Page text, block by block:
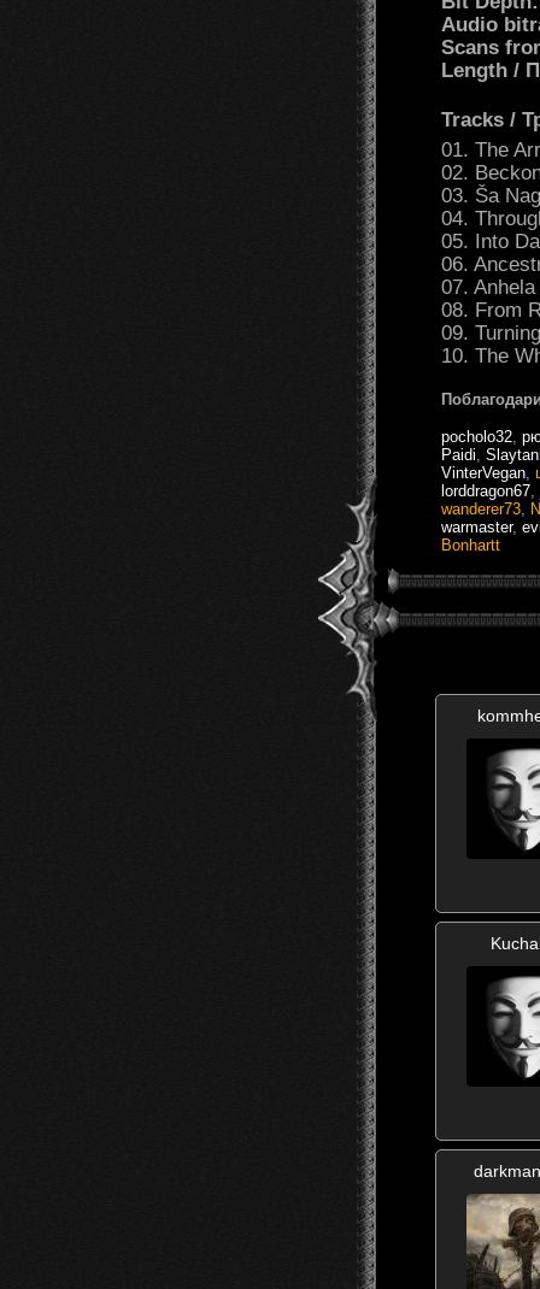
Audio
Scans
Length /
Tracks /
01. The
02.
03. Ša
04.
05. Into
06.
07.
08. From
09.
10. The
pocholo32
Paidi
VinterVegan
lorddragon67
wanderer73
warmaster,
Bonhartt